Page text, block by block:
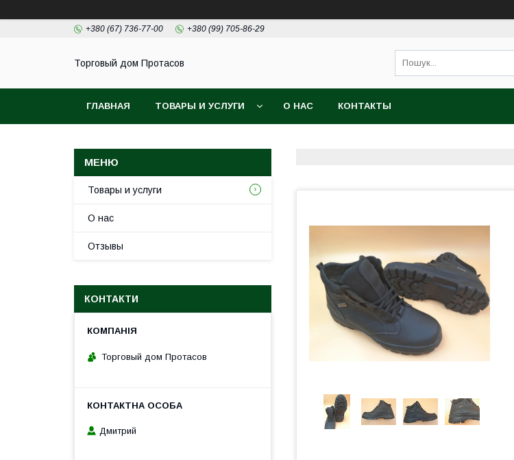
+380 (67) 736-77-00 +380 (99) 705-86-29
Торговый дом Протасов
ГЛАВНАЯ ТОВАРЫ И УСЛУГИ О НАС КОНТАКТЫ
Товары и услуги
О нас
Отзывы
КОНТАКТИ
Торговый дом Протасов
Дмитрий